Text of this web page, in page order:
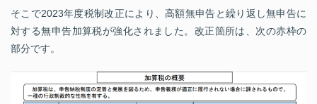
そこで2023年度税制改正により、高額無申告と繰り返し無申告に
対する無申告加算税が強化されました。改正箇所は、次の赤枠の
部分です。